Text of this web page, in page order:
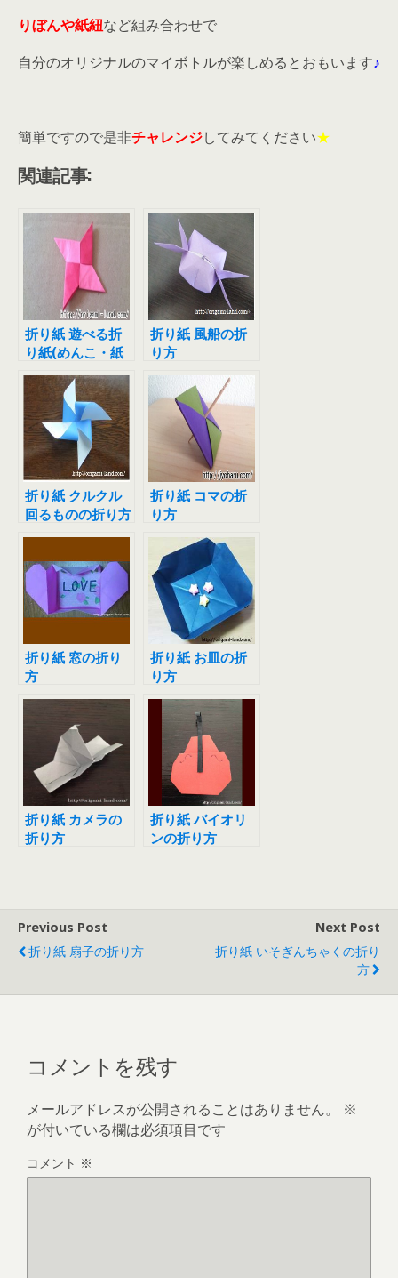
りぼんや紙紐など組み合わせで
自分のオリジナルのマイボトルが楽しめるとおもいます♪
簡単ですので是非チャレンジしてみてください★
関連記事:
折り紙 遊べる折
り紙(めんこ・紙
でっぽう・手裏
剣)の折り方
折り紙 風船の折
り方
折り紙 クルクル
回るものの折り方
（風車、プロペ
折り紙 コマの折
り方
折り紙 窓の折り
方
折り紙 お皿の折
り方
折り紙 カメラの
折り方
折り紙 バイオリ
ンの折り方
Previous Post
折り紙 扇子の折り方
Next Post
折り紙 いそぎんちゃくの折り
方
コメントを残す
メールアドレスが公開されることはありません。
※
が付いている欄は必須項目です
コメント ※